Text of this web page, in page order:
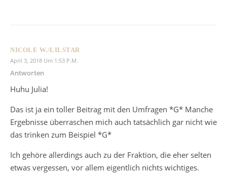
NICOLE W./LILSTAR
April 3, 2018 Um 1:53 P.m.
Antworten
Huhu Julia!
Das ist ja ein toller Beitrag mit den Umfragen *G* Manche
Ergebnisse überraschen mich auch tatsächlich gar nicht wie
das trinken zum Beispiel *G*
Ich gehöre allerdings auch zu der Fraktion, die eher selten
etwas vergessen, vor allem eigentlich nichts wichtiges.